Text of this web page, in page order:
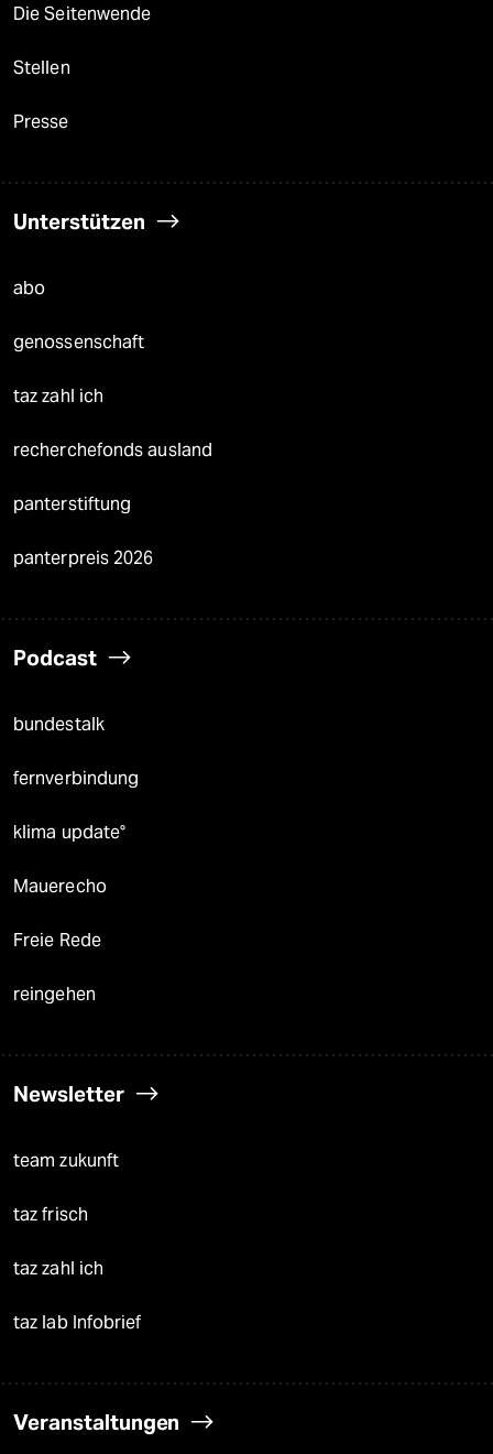
Die Seitenwende
Stellen
Presse
Unterstützen
abo
genossenschaft
taz zahl ich
recherchefonds ausland
panterstiftung
panterpreis 2026
Podcast
bundestalk
fernverbindung
klima update°
Mauerecho
Freie Rede
reingehen
Newsletter
team zukunft
taz frisch
taz zahl ich
taz lab Infobrief
Veranstaltungen